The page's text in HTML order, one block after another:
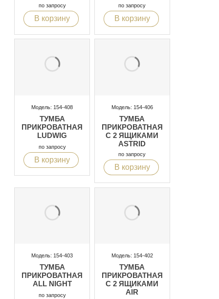
по запросу
В корзину
по запросу
В корзину
Модель: 154-408
ТУМБА
ПРИКРОВАТНАЯ
LUDWIG
по запросу
В корзину
Модель: 154-406
ТУМБА
ПРИКРОВАТНАЯ
С 2 ЯЩИКАМИ
ASTRID
по запросу
В корзину
Модель: 154-403
ТУМБА
ПРИКРОВАТНАЯ
ALL NIGHT
по запросу
Модель: 154-402
ТУМБА
ПРИКРОВАТНАЯ
С 2 ЯЩИКАМИ
AIR